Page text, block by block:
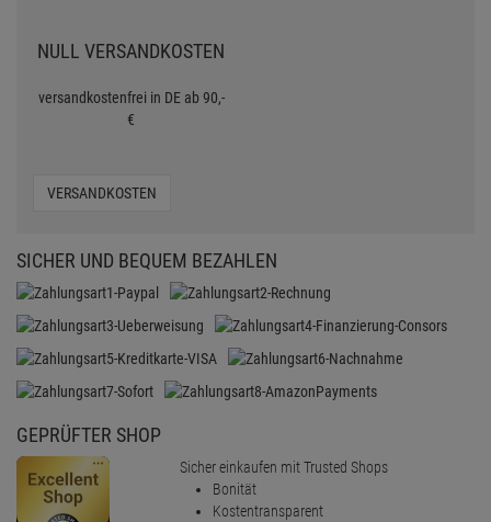
NULL VERSANDKOSTEN
versandkostenfrei in DE ab 90,-
€
VERSANDKOSTEN
SICHER UND BEQUEM BEZAHLEN
GEPRÜFTER SHOP
Sicher einkaufen mit Trusted Shops
Bonität
Kostentransparent